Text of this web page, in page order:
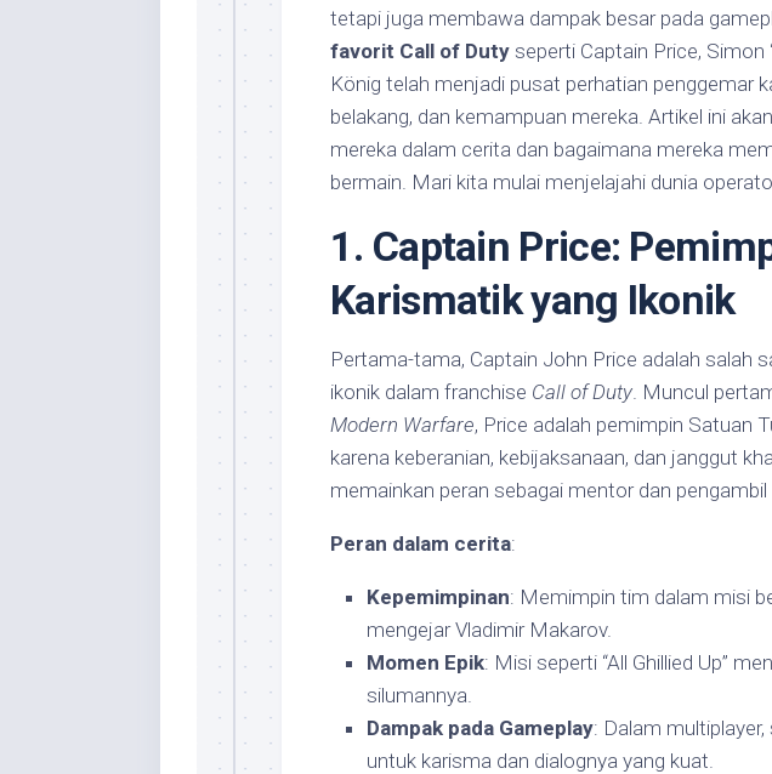
tetapi juga membawa dampak besar pada
favorit Call of Duty seperti Captain Price, Simon
König telah menjadi pusat perhatian penggemar
belakang, dan kemampuan mereka. Artikel ini
mereka dalam cerita dan bagaimana mereka
bermain. Mari kita mulai menjelajahi dunia
1. Captain Price:
Karismatik yang Ikonik
Pertama-tama, Captain John Price adalah salah
ikonik dalam franchise Call of Duty. Muncul
Modern Warfare, Price adalah pemimpin Satuan
karena keberanian, kebijaksanaan, dan janggut
memainkan peran sebagai mentor dan
Peran dalam cerita:
Kepemimpinan: Memimpin tim dalam misi
mengejar Vladimir Makarov.
Momen Epik: Misi seperti “All Ghillied Up”
silumannya.
Dampak pada Gameplay: Dalam multiplayer,
untuk karisma dan dialognya yang kuat.